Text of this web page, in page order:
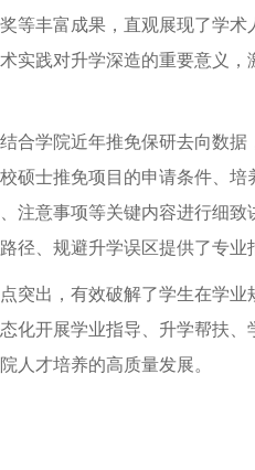
等丰富成果，直观展现了学
实践对升学深造的重要意义
合学院近年推免保研去向数
硕士推免项目的申请条件、
注意事项等关键内容进行细
径、规避升学误区提供了专业
突出，有效破解了学生在学
化开展学业指导、升学帮扶
人才培养的高质量发展。